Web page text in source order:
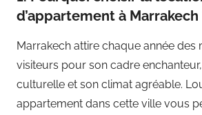
d’appartement à Marrakech
Marrakech attire chaque année des
visiteurs pour son cadre
culturelle et son climat agréable.
appartement dans cette ville vous